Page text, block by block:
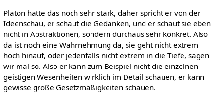
Platon hatte das noch sehr stark, daher spricht er von der
Ideenschau, er schaut die Gedanken, und er schaut sie eben
nicht in Abstraktionen, sondern durchaus sehr konkret. Also
da ist noch eine Wahrnehmung da, sie geht nicht extrem
hoch hinauf, oder jedenfalls nicht extrem in die Tiefe, sagen
wir mal so. Also er kann zum Beispiel nicht die einzelnen
geistigen Wesenheiten wirklich im Detail schauen, er kann
gewisse große Gesetzmäßigkeiten schauen.